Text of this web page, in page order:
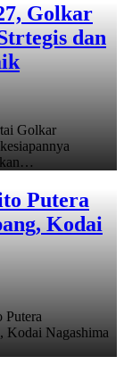
Golkar
dan
Golkar
Putera
Kodai
Kodai Nagashima